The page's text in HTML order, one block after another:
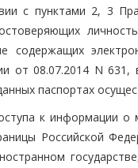
с пунктами 2, 3
содержащих
от 08.07.2014 N
паспортах
к информации о
Российской